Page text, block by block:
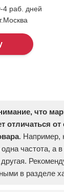
4 раб. дней
что
отличаться
. Например,
частота, а в
в разделе